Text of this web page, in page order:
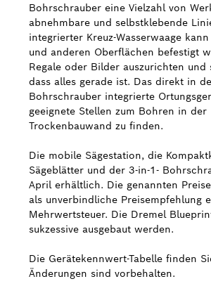
Bohrschrauber eine Vielzahl von
abnehmbare und selbstklebende
integrierter Kreuz-Wasserwaage
und anderen Oberflächen befestigt
Regale oder Bilder auszurichten und
dass alles gerade ist. Das direkt in
Bohrschrauber integrierte
geeignete Stellen zum Bohren in der
Trockenbauwand zu finden.
Die mobile Sägestation, die
Sägeblätter und der 3-in-1-
April erhältlich. Die genannten
als unverbindliche Preisempfehlung
Mehrwertsteuer. Die Dremel
sukzessive ausgebaut werden.
Die Gerätekennwert-Tabelle finden
Änderungen sind vorbehalten.